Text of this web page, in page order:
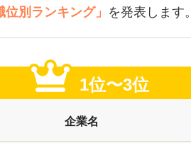
位別ランキング」 を発表します。
1位〜3位
企業名